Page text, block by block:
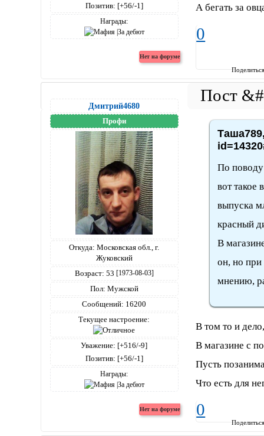
Позитив: [+56/-1]
Награды:
А бегать за
0
Дмитрий4680
Профи
Откуда: Московская обл., г.
Жуковский
Возраст: 53 [1973-08-03]
Пол: Мужской
Сообщений: 16200
Текущее настроение:
Уважение: [+516/-9]
Позитив: [+56/-1]
Награды:
По поводу
вот такое
выпуска
красный
В
он, но при
мнению,
В том то и
В магазине с
Пусть
Что есть для
0